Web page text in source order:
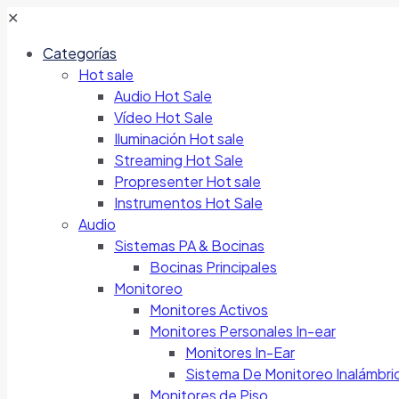
✕
Categorías
Hot sale
Audio Hot Sale
Vídeo Hot Sale
Iluminación Hot sale
Streaming Hot Sale
Propresenter Hot sale
Instrumentos Hot Sale
Audio
Sistemas PA & Bocinas
Bocinas Principales
Monitoreo
Monitores Activos
Monitores Personales In-ear
Monitores In-Ear
Sistema De Monitoreo
Monitores de Piso